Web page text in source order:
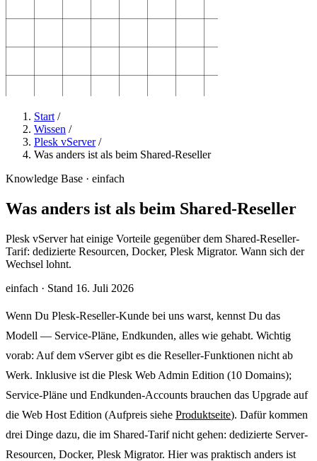
Start /
Wissen /
Plesk vServer /
Was anders ist als beim Shared-Reseller
Knowledge Base · einfach
Was anders ist als beim Shared-Reseller
Plesk vServer hat einige Vorteile gegenüber dem Shared-Reseller-
Tarif: dedizierte Resourcen, Docker, Plesk Migrator. Wann sich der
Wechsel lohnt.
einfach · Stand 16. Juli 2026
Wenn Du Plesk-Reseller-Kunde bei uns warst, kennst Du das
Modell — Service-Pläne, Endkunden, alles wie gehabt. Wichtig
vorab: Auf dem vServer gibt es die Reseller-Funktionen nicht ab
Werk. Inklusive ist die Plesk Web Admin Edition (10 Domains);
Service-Pläne und Endkunden-Accounts brauchen das Upgrade auf
die Web Host Edition (Aufpreis siehe Produktseite). Dafür kommen
drei Dinge dazu, die im Shared-Tarif nicht gehen: dedizierte Server-
Resourcen, Docker, Plesk Migrator. Hier was praktisch anders ist